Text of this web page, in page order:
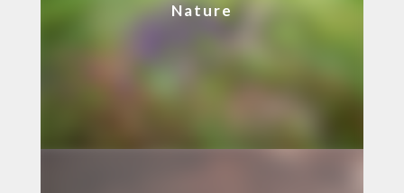
Nature